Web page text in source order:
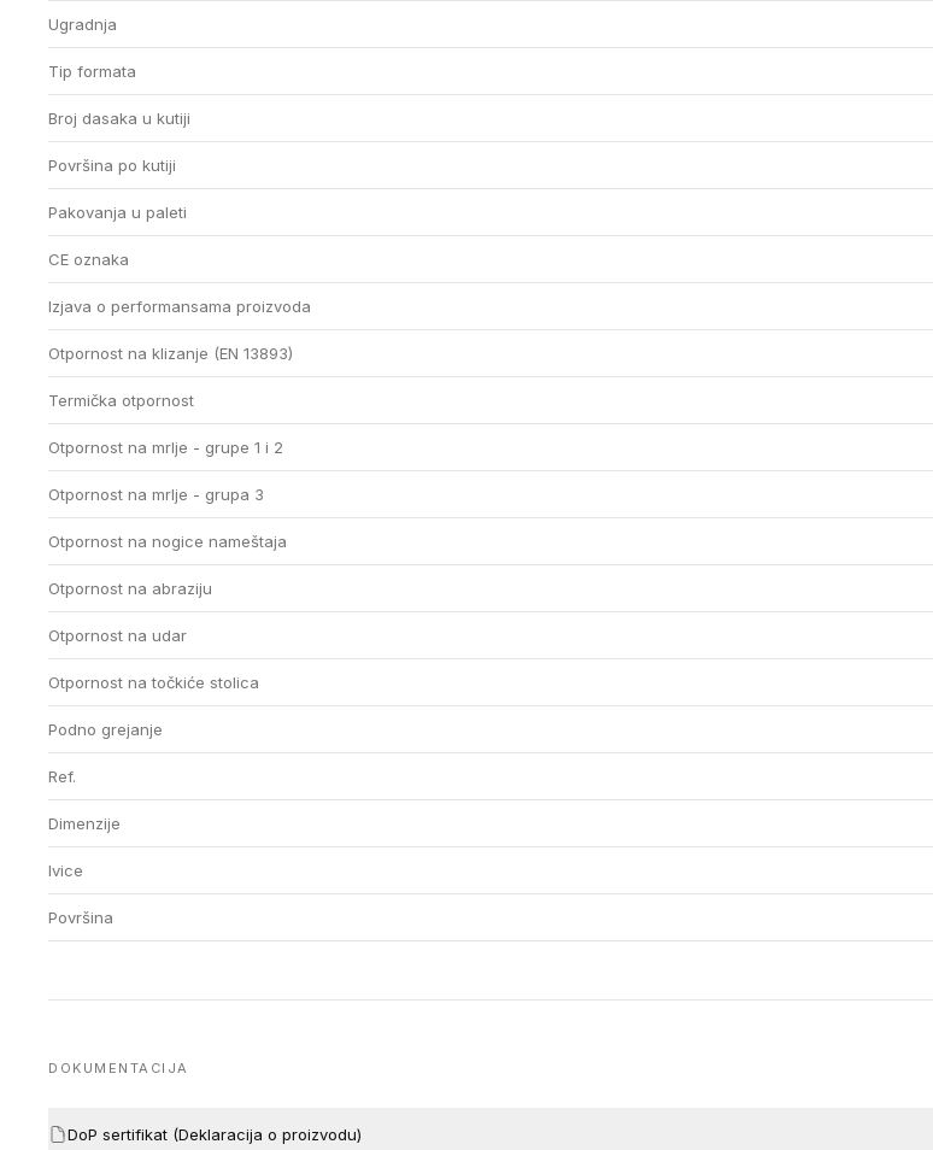
Ugradnja
Tip formata
Broj dasaka u kutiji
Površina po kutiji
Pakovanja u paleti
CE oznaka
Izjava o performansama proizvoda
Otpornost na klizanje (EN 13893)
Termička otpornost
Otpornost na mrlje - grupe 1 i 2
Otpornost na mrlje - grupa 3
Otpornost na nogice nameštaja
Otpornost na abraziju
Otpornost na udar
Otpornost na točkiće stolica
Podno grejanje
Ref.
Dimenzije
Ivice
Površina
DOKUMENTACIJA
DoP sertifikat (Deklaracija o proizvodu)